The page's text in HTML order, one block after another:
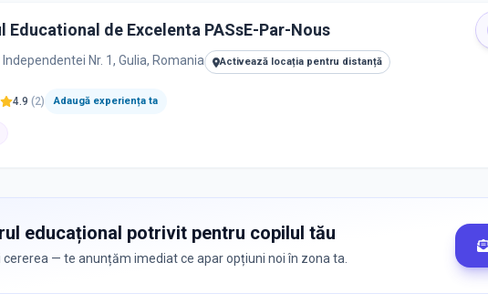
Educational de Excelenta PASsE-Par-Nous
Nr. 1, Gulia, Romania Activează locația pentru distanță
4.9 (2) Adaugă experiența ta
educațional potrivit pentru copilul tău
— te anunțăm imediat ce apar opțiuni noi în zona ta.